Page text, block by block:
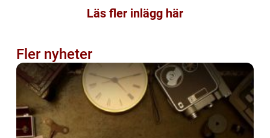
Läs fler inlägg här
Fler nyheter